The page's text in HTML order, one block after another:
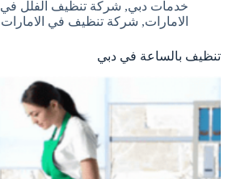
خدمات دبي, شركة تنظيف الفلل في
الامارات, شركة تنظيف في الامارات
تنظيف بالساعة في دبي